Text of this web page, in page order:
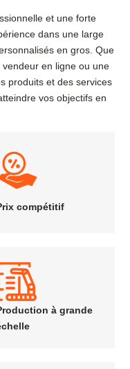
et une forte
dans une large
en gros. Que
en ligne ou une
produits et des services
vos objectifs en
compétitif
à grande